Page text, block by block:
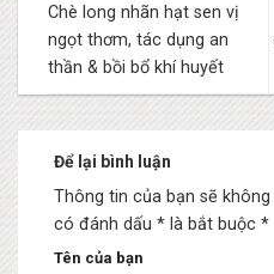
Chè long nhãn hạt sen vị
ngọt thơm, tác dụng an
thần & bồi bổ khí huyết
Để lại bình luận
Thông tin của bạn sẽ
có đánh dấu * là bắt buộc *
Tên của bạn